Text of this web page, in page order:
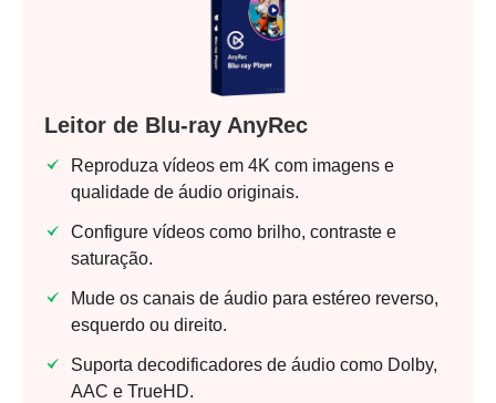
Leitor de Blu-ray AnyRec
Reproduza vídeos em 4K com imagens e
qualidade de áudio originais.
Configure vídeos como brilho, contraste e
saturação.
Mude os canais de áudio para estéreo reverso,
esquerdo ou direito.
Suporta decodificadores de áudio como Dolby,
AAC e TrueHD.